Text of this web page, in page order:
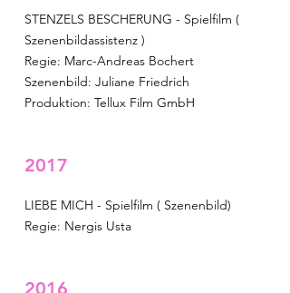
STENZELS BESCHERUNG - Spielfilm (
Szenenbildassistenz )
Regie: Marc-Andreas Bochert
Szenenbild: Juliane Friedrich
Produktion: Tellux Film GmbH
2017
LIEBE MICH - Spielfilm ( Szenenbild)
Regie: Nergis Usta
2016